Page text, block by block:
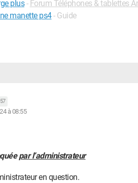
plus - Forum Téléphones & tablettes
manette ps4- Guide
à 08:55
par l’administrateur
en question.